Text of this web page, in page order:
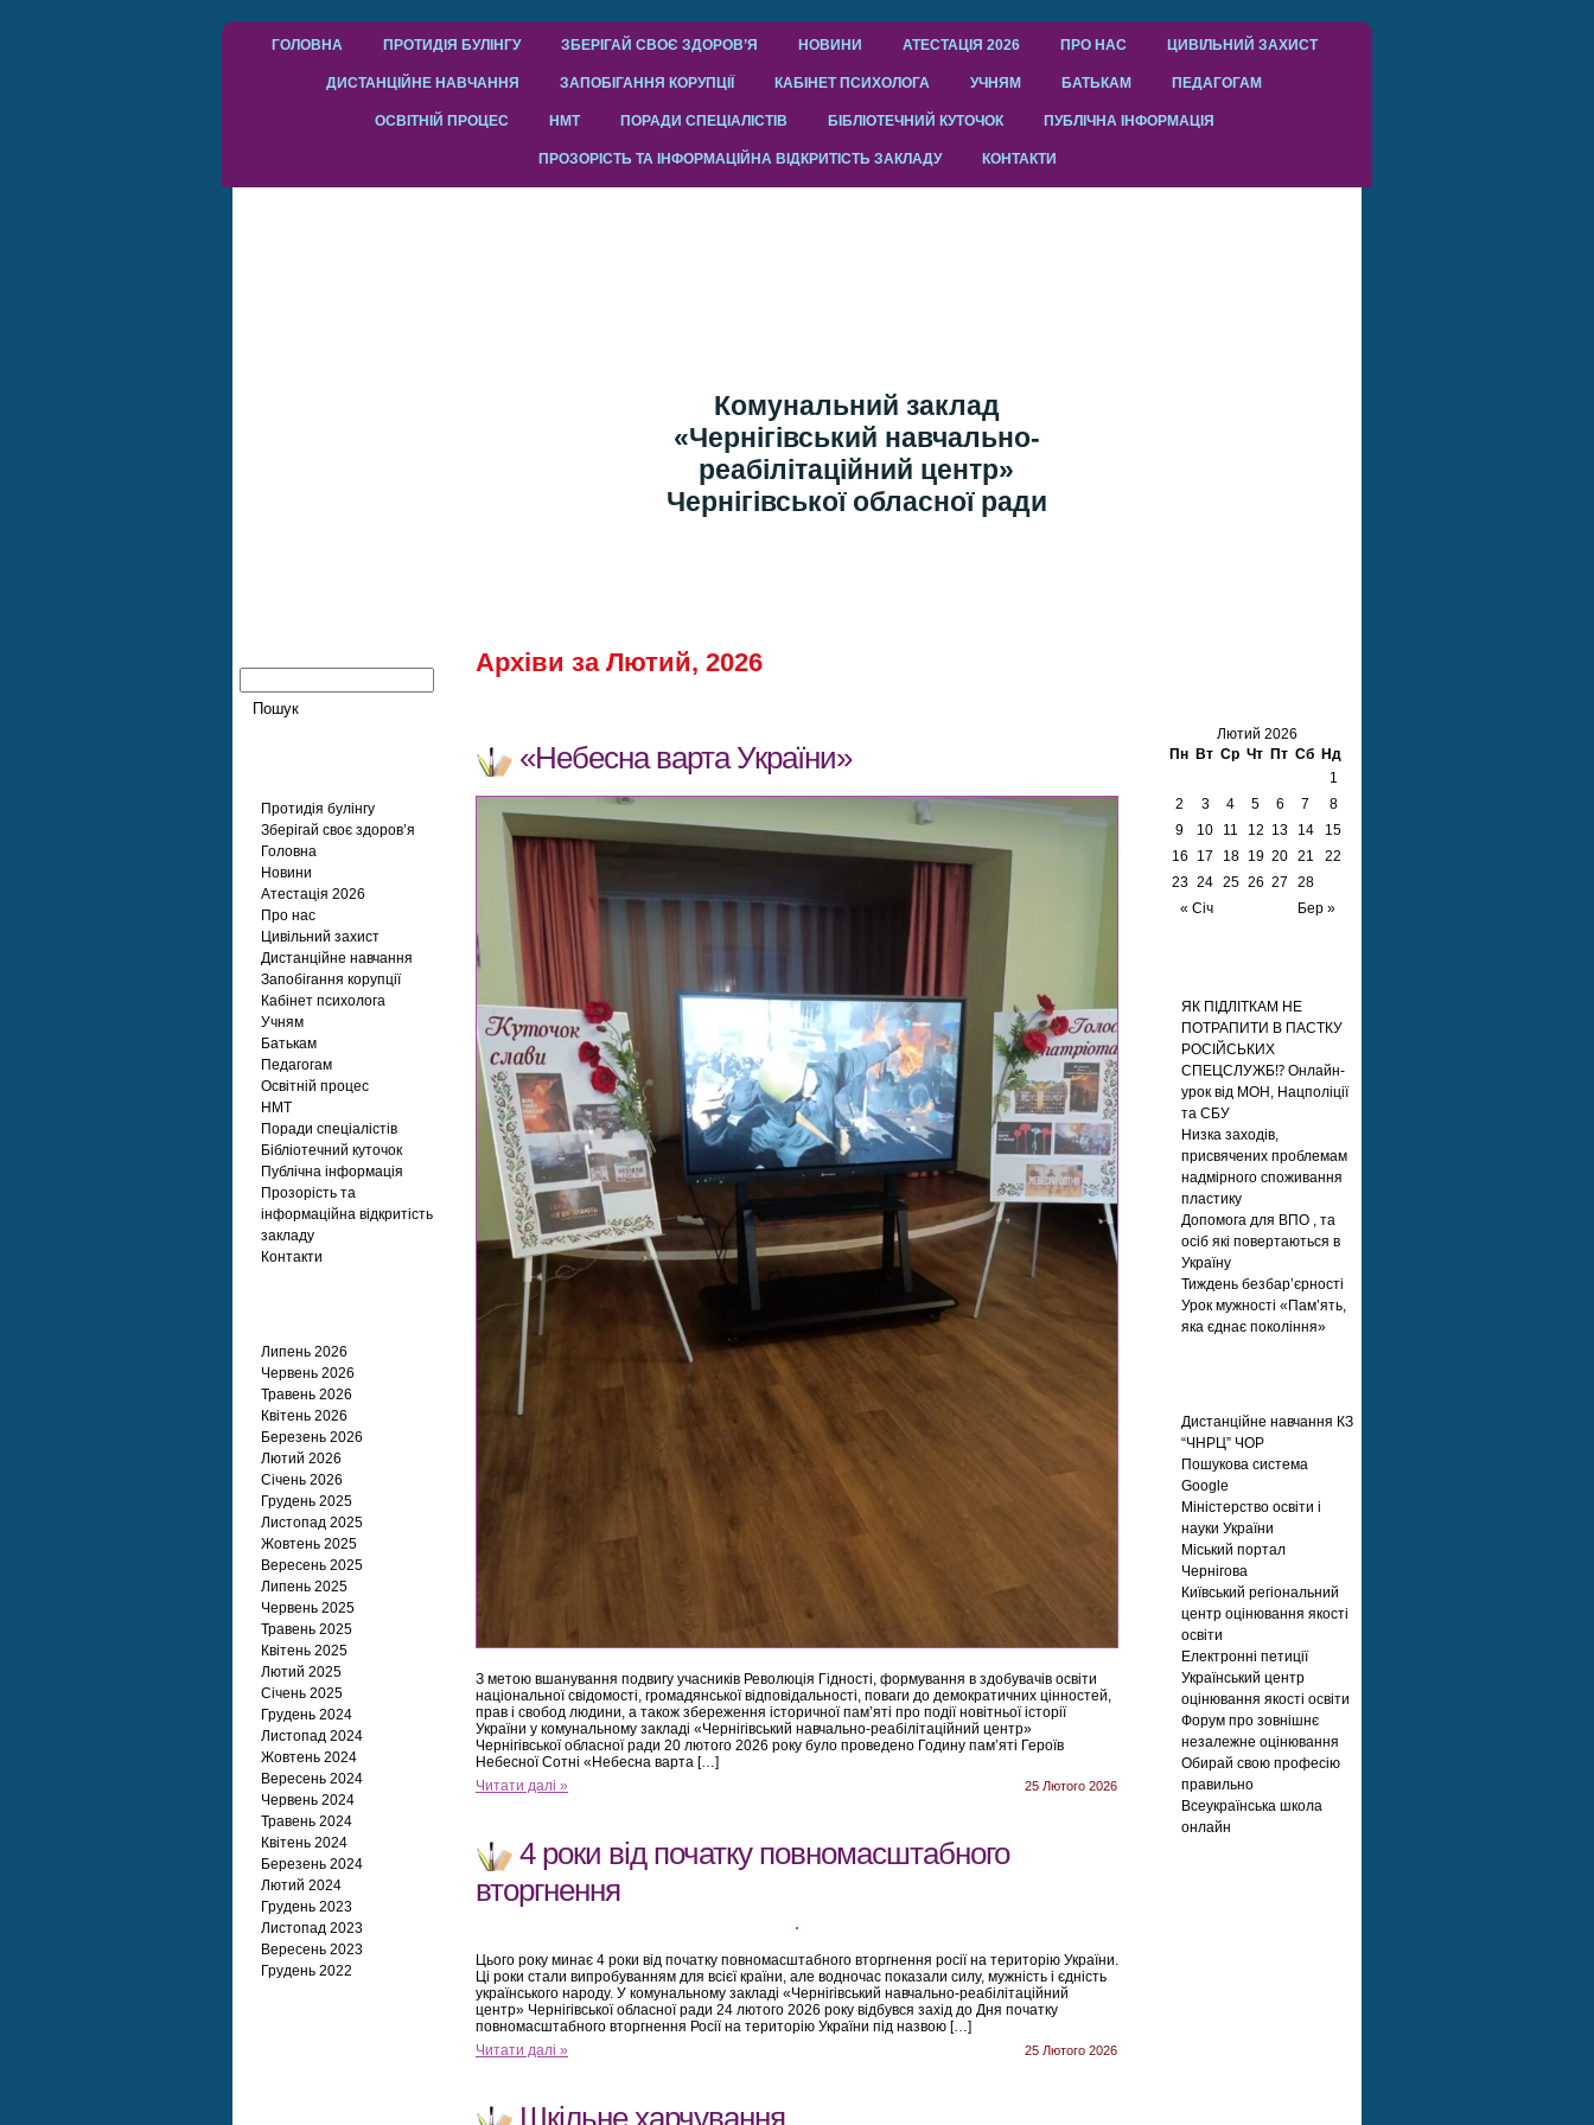
ГОЛОВНА ПРОТИДІЯ БУЛІНГУ ЗБЕРІГАЙ СВОЄ ЗДОРОВ’Я НОВИНИ АТЕСТАЦІЯ 2026 ПРО НАС ЦИВІЛЬНИЙ ЗАХИСТ
ДИСТАНЦІЙНЕ НАВЧАННЯ ЗАПОБІГАННЯ КОРУПЦІЇ КАБІНЕТ ПСИХОЛОГА УЧНЯМ БАТЬКАМ ПЕДАГОГАМ
ОСВІТНІЙ ПРОЦЕС НМТ ПОРАДИ СПЕЦІАЛІСТІВ БІБЛІОТЕЧНИЙ КУТОЧОК ПУБЛІЧНА ІНФОРМАЦІЯ
ПРОЗОРІСТЬ ТА ІНФОРМАЦІЙНА ВІДКРИТІСТЬ ЗАКЛАДУ КОНТАКТИ
Комунальний заклад
«Чернігівський навчально-
реабілітаційний центр»
Чернігівської обласної ради
Протидія булінгу
Зберігай своє здоров’я
Головна
Новини
Атестація 2026
Про нас
Цивільний захист
Дистанційне навчання
Запобігання корупції
Кабінет психолога
Учням
Батькам
Педагогам
Освітній процес
НМТ
Поради спеціалістів
Бібліотечний куточок
Публічна інформація
Прозорість та
інформаційна відкритість
закладу
Контакти
Липень 2026
Червень 2026
Травень 2026
Квітень 2026
Березень 2026
Лютий 2026
Січень 2026
Грудень 2025
Листопад 2025
Жовтень 2025
Вересень 2025
Липень 2025
Червень 2025
Травень 2025
Квітень 2025
Лютий 2025
Січень 2025
Грудень 2024
Листопад 2024
Жовтень 2024
Вересень 2024
Червень 2024
Травень 2024
Квітень 2024
Березень 2024
Лютий 2024
Грудень 2023
Листопад 2023
Вересень 2023
Грудень 2022
Архіви за Лютий, 2026
«Небесна варта України»
З метою вшанування подвигу учасників Революція Гідності, формування в здобувачів освіти
національної свідомості, громадянської відповідальності, поваги до демократичних цінностей,
прав і свобод людини, а також збереження історичної пам’яті про події новітньої історії
України у комунальному закладі «Чернігівський навчально-реабілітаційний центр»
Чернігівської обласної ради 20 лютого 2026 року було проведено Годину пам’яті Героїв
Небесної Сотні «Небесна варта […]
Читати далі »
25 Лютого 2026
4 роки від початку повномасштабного
вторгнення
Цього року минає 4 роки від початку повномасштабного вторгнення росії на територію України.
Ці роки стали випробуванням для всієї країни, але водночас показали силу, мужність і єдність
українського народу. У комунальному закладі «Чернігівський навчально-реабілітаційний
центр» Чернігівської обласної ради 24 лютого 2026 року відбувся захід до Дня початку
повномасштабного вторгнення Росії на територію України під назвою […]
Читати далі »
25 Лютого 2026
Лютий 2026
Пн
Вт Ср Чт Пт Сб Нд
« Січ Бер »
1
2
3 4 5 6 7
8
9
10 11 12 13 14
15
16
17 18 19 20 21
22
23 24 25 26 27 28
ЯК ПІДЛІТКАМ НЕ
ПОТРАПИТИ В ПАСТКУ
РОСІЙСЬКИХ
СПЕЦСЛУЖБ⁉️ Онлайн-
урок від МОН, Нацполіції
та СБУ
Низка заходів,
присвячених проблемам
надмірного споживання
пластику
Допомога для ВПО , та
осіб які повертаються в
Україну
Тиждень безбар’єрності
Урок мужності «Пам’ять,
яка єднає покоління»
Дистанційне навчання КЗ
“ЧНРЦ” ЧОР
Пошукова система
Google
Міністерство освіти і
науки України
Міський портал
Чернігова
Київський регіональний
центр оцінювання якості
освіти
Електронні петиції
Український центр
оцінювання якості освіти
Форум про зовнішнє
незалежне оцінювання
Обирай свою професію
правильно
Всеукраїнська школа
онлайн